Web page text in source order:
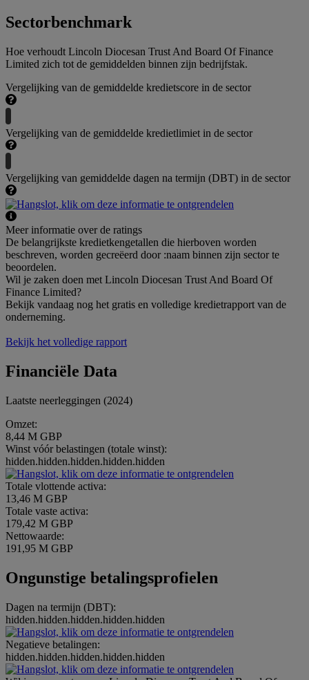
Sectorbenchmark
Hoe verhoudt Lincoln Diocesan Trust And Board Of Finance
Limited zich tot de gemiddelden binnen zijn bedrijfstak.
Vergelijking van de gemiddelde kredietscore in de sector
Vergelijking van de gemiddelde kredietlimiet in de sector
Vergelijking van gemiddelde dagen na termijn (DBT) in de sector
Meer informatie over de ratings
De belangrijkste kredietkengetallen die hierboven worden
beschreven, worden gecreëerd door :naam binnen zijn sector te
beoordelen.
Wil je zaken doen met Lincoln Diocesan Trust And Board Of
Finance Limited?
Bekijk vandaag nog het gratis en volledige kredietrapport van de
onderneming.
Bekijk het volledige rapport
Financiële Data
Laatste neerleggingen (2024)
Omzet:
8,44 M GBP
Winst vóór belastingen (totale winst):
hidden.hidden.hidden.hidden.hidden
Totale vlottende activa:
13,46 M GBP
Totale vaste activa:
179,42 M GBP
Nettowaarde:
191,95 M GBP
Ongunstige betalingsprofielen
Dagen na termijn (DBT):
hidden.hidden.hidden.hidden.hidden
Negatieve betalingen:
hidden.hidden.hidden.hidden.hidden